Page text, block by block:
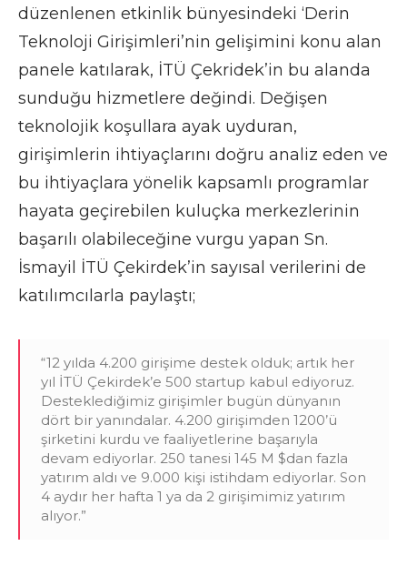
düzenlenen etkinlik bünyesindeki ‘Derin
Teknoloji Girişimleri’nin gelişimini konu alan
panele katılarak, İTÜ Çekridek’in bu alanda
sunduğu hizmetlere değindi. Değişen
teknolojik koşullara ayak uyduran,
girişimlerin ihtiyaçlarını doğru analiz eden ve
bu ihtiyaçlara yönelik kapsamlı programlar
hayata geçirebilen kuluçka merkezlerinin
başarılı olabileceğine vurgu yapan Sn.
İsmayil İTÜ Çekirdek’in sayısal verilerini de
katılımcılarla paylaştı;
“12 yılda 4.200 girişime destek olduk; artık her
yıl İTÜ Çekirdek’e 500 startup kabul ediyoruz.
Desteklediğimiz girişimler bugün dünyanın
dört bir yanındalar. 4.200 girişimden 1200’ü
şirketini kurdu ve faaliyetlerine başarıyla
devam ediyorlar. 250 tanesi 145 M $dan fazla
yatırım aldı ve 9.000 kişi istihdam ediyorlar. Son
4 aydır her hafta 1 ya da 2 girişimimiz yatırım
alıyor.”